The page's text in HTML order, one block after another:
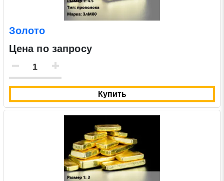
Золото
Цена по запросу
Купить